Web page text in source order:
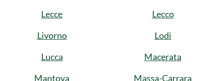
Lecce
Lecco
Livorno
Lodi
Lucca
Macerata
Mantova
Massa-Carrara